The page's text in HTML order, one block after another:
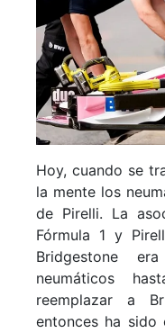
Hoy, cuando se
la mente los
de Pirelli. La
Fórmula 1 y
Bridgestone
neumáticos
reemplazar a
entonces ha